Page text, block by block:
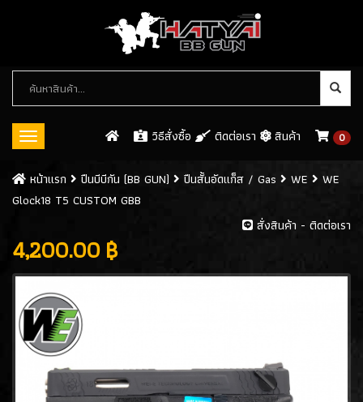
Toggle
วิธีสั่งซื้อ ติดต่อเรา สินค้า 0
หมวด
หมู่
สินค้า
ปืนบีบีกัน (BB GUN)
ปืนสั้นอัดแก็ส / GAS(546)
- ARMY(61)
- KJW(32)
- KWC
- CYBERGUN
- ASG(8)
- WINGUN
- GAMO (0)
หน้าเเรก ปืนบีบีกัน (BB GUN) ปืนสั้นอัดแก็ส / Gas WE
WE
Glock18 T5 CUSTOM GBB
สั่งสินค้า - ติดต่อเรา
4,200.00 ฿